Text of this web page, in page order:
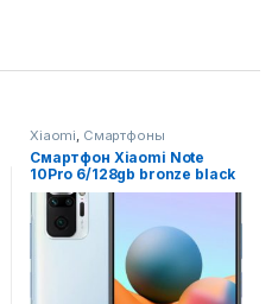
Xiaomi, Смартфоны
Смартфон Xiaomi Note
10Pro 6/128gb bronze black
nebula